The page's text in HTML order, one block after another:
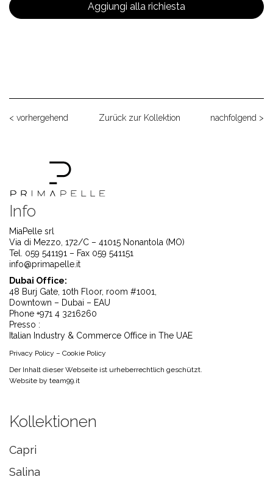
Aggiungi alla richiesta
< vorhergehend Zurück zur Kollektion nachfolgend >
Info
MiaPelle srl
Via di Mezzo, 172/C – 41015 Nonantola (MO)
Tel. 059 541191 – Fax 059 541151
info@primapelle.it
Dubai Office:
48 Burj Gate, 10th Floor, room #1001,
Downtown – Dubai – EAU
Phone +971 4 3216260
Presso :
Italian Industry & Commerce Office in The UAE
Privacy Policy – Cookie Policy
Der Inhalt dieser Webseite ist urheberrechtlich geschützt.
Website by team99.it
Kollektionen
Capri
Salina